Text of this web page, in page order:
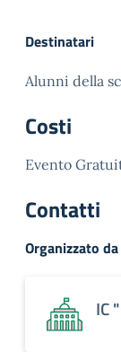
Destinatari
Alunni della
Costi
Evento
Contatti
Organizzato da
IC